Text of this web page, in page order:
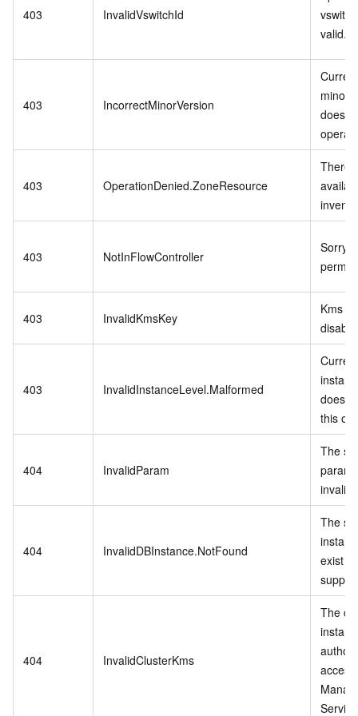
403 InvalidVswitchId
valid.
403 IncorrectMinorVersion
minor
does
403 OperationDenied.ZoneResource
There
403 NotInFlowController
403 InvalidKmsKey
Kms
403 InvalidInstanceLevel.Malformed
does
this
404 InvalidParam
The
invalid.
404 InvalidDBInstance.NotFound
The
exist
404 InvalidClusterKms
The